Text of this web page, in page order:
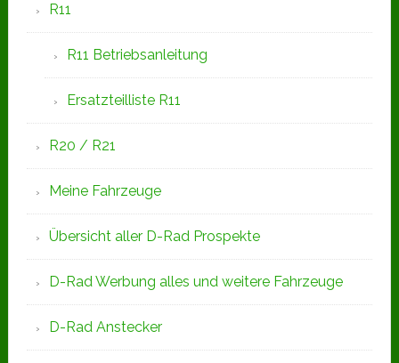
R11
R11 Betriebsanleitung
Ersatzteilliste R11
R20 / R21
Meine Fahrzeuge
Übersicht aller D-Rad Prospekte
D-Rad Werbung alles und weitere Fahrzeuge
D-Rad Anstecker